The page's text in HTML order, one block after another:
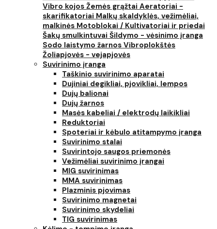
Vibro kojos Žemės grąžtai Aeratoriai -
skarifikatoriai Malkų skaldyklės, vežimėliai,
malkinės Motoblokai / Kultivatoriai ir priedai
Šakų smulkintuvai Šildymo - vėsinimo įranga
Sodo laistymo žarnos Vibroplokštės
Žoliapjovės - vejapjovės
Suvirinimo įranga
Taškinio suvirinimo aparatai
Dujiniai degikliai, pjovikliai, lempos
Dujų balionai
Dujų žarnos
Masės kabeliai / elektrodų laikikliai
Reduktoriai
Spoteriai ir kėbulo atitampymo įranga
Suvirinimo stalai
Suvirintojo saugos priemonės
Vežimėliai suvirinimo įrangai
MIG suvirinimas
MMA suvirinimas
Plazminis pjovimas
Suvirinimo magnetai
Suvirinimo skydeliai
TIG suvirinimas